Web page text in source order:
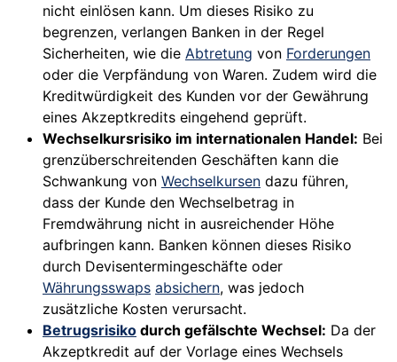
nicht einlösen kann. Um dieses Risiko zu
begrenzen, verlangen Banken in der Regel
Sicherheiten, wie die Abtretung von Forderungen
oder die Verpfändung von Waren. Zudem wird die
Kreditwürdigkeit des Kunden vor der Gewährung
eines Akzeptkredits eingehend geprüft.
Wechselkursrisiko im internationalen Handel: Bei
grenzüberschreitenden Geschäften kann die
Schwankung von Wechselkursen dazu führen,
dass der Kunde den Wechselbetrag in
Fremdwährung nicht in ausreichender Höhe
aufbringen kann. Banken können dieses Risiko
durch Devisentermingeschäfte oder
Währungsswaps absichern, was jedoch
zusätzliche Kosten verursacht.
Betrugsrisiko durch gefälschte Wechsel: Da der
Akzeptkredit auf der Vorlage eines Wechsels